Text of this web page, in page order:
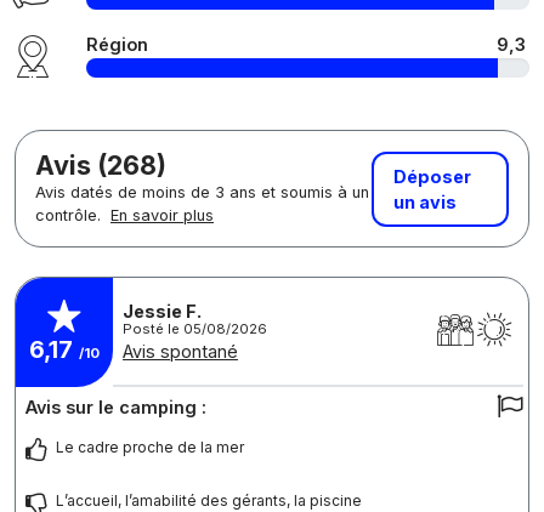
Région 9,3
Avis (268)
Avis datés de moins de 3 ans et soumis à un
contrôle. En savoir plus
Déposer
un avis
6,17 /10
Jessie F.
Posté le 05/08/2026
Avis spontané
Avis sur le camping :
Le cadre proche de la mer
L’accueil, l’amabilité des gérants, la piscine